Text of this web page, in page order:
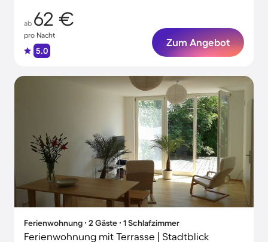
ab 62 €
pro Nacht
5.0
Zum Angebot
Ferienwohnung ∙ 2 Gäste ∙ 1 Schlafzimmer
Ferienwohnung mit Terrasse | Stadtblick